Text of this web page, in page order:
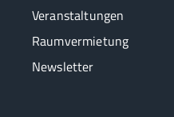
Veranstaltungen
Raumvermietung
Newsletter